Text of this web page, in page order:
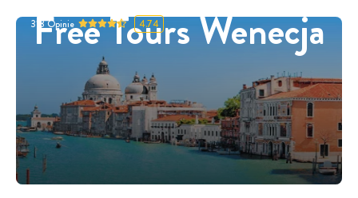
Free Tours Wenecja
318Opinie 4.74